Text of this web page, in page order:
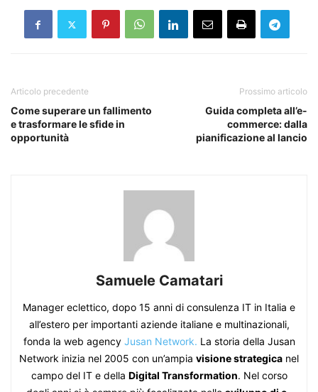
Articolo precedente
Come superare un fallimento
e trasformare le sfide in
opportunità
Prossimo articolo
Guida completa all’e-
commerce: dalla
pianificazione al lancio
Samuele Camatari
Manager eclettico, dopo 15 anni di consulenza IT in Italia e
all’estero per importanti aziende italiane e multinazionali,
fonda la web agency Jusan Network. La storia della Jusan
Network inizia nel 2005 con un’ampia visione strategica nel
campo del IT e della Digital Transformation. Nel corso